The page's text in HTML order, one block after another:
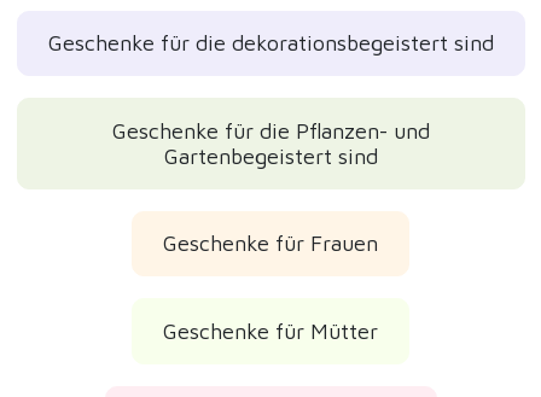
Geschenke für Omas
Hübsche Geschenke
Muttertagsgeschenke